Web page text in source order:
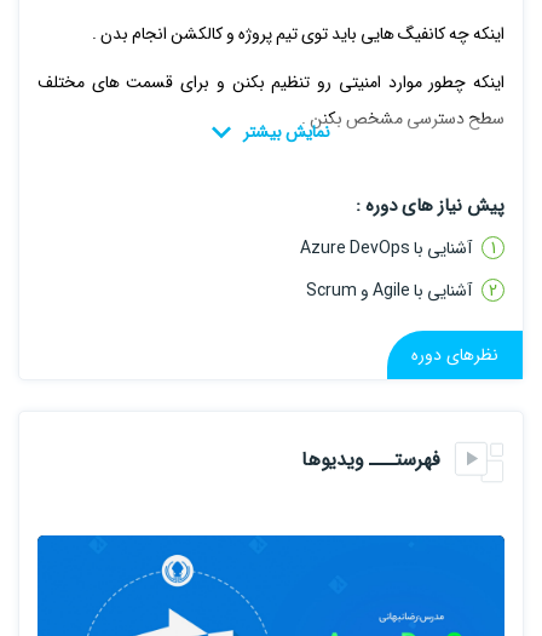
اینکه چه کانفیگ هایی باید توی تیم پروژه و کالکشن انجام بدن .
اینکه چطور موارد امنیتی رو تنظیم بکنن و برای قسمت های مختلف
سطح دسترسی مشخص بکنن .
و خیلی از موارد دیگه رو قراره توی این دوره با هم بررسی بکنیم .
بررسی پیش نیاز های نصب Azure DevOps Server
پیش نیاز های دوره :
آشنایی با Azure DevOps
آشنایی با Agile و Scrum
نظرهای دوره
فهرستـــ ویدیوها